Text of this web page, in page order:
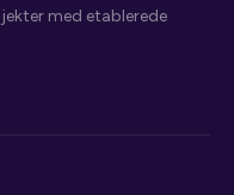
med etablerede